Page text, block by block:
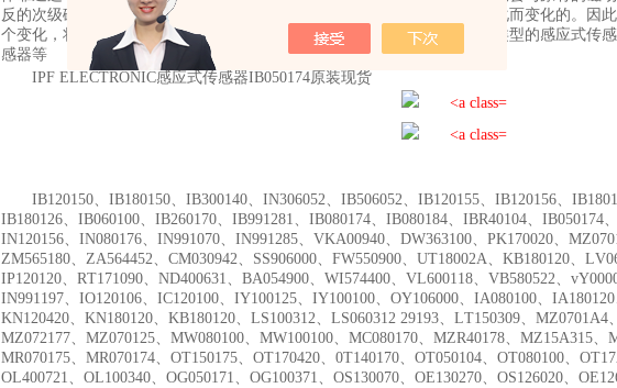
反的次级磁场。这个次级磁场会降低线圈的电感，而电感是随着距离的变化而变化的。因
个变化，将其转换为可用的信号，如位移信号。这种工作原理适用于多种类型的感应式传
感器等
IPF ELECTRONIC感应式传感器IB050174原装现货
IB120150、IB180150、IB300140、IN306052、IB506052、IB120155、IB120156、
IB180126、IB060100、IB260170、IB991281、IB080174、IB080184、IBR40104、IB050174
IN120156、IN080176、IN991070、IN991285、VKA00940、DW363100、PK170020、
ZM565180、ZA564452、CM030942、SS906000、FW550900、UT18002A、KB180120、
IP120120、RT171090、ND400631、BA054900、WI574400、VL600118、VB580522、
IN991197、IO120106、IC120100、IY100125、IY100100、OY106000、IA080100、
KN120420、KN180120、KB180120、LS100312、LS060312 29193、LT150309、MZ0701A4
MZ072177、MZ070125、MW080100、MW100100、MC080170、MZR40178、MZ15A315、
MR070175、MR070174、OT150175、OT170420、0T140170、OT050104、OT080100、
OL400721、OL100340、OG050171、OG100371、OS130070、OE130270、OS126020、